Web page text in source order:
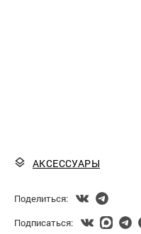
АКСЕССУАРЫ
Поделиться:
Подписаться: